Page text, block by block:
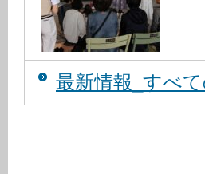
最新情報_すべ